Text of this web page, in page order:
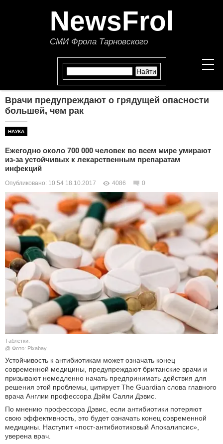
NewsFrol
СМИ Фрола Тарновского
ПОЛИТИКА
В МИРЕ
ОБЩЕСТВО
КУЛЬТУРА
НАУКА
СПОРТ
ШОУ-БИЗНЕС
АВТО И МОТО
БЛОГ
Врачи предупреждают о грядущей опасности
большей, чем рак
НАУКА
Ежегодно около 700 000 человек во всем мире умирают
из-за устойчивых к лекарственным препаратам
инфекций
Опубликовано: 10:54 18.10.2017 4086 0
Таблетки.
@ Фото: Pixabay
Устойчивость к антибиотикам может означать конец
современной медицины, предупреждают британские врачи и
призывают немедленно начать предпринимать действия для
решения этой проблемы, цитирует The Guardian слова главного
врача Англии профессора Дэйм Салли Дэвис.
По мнению профессора Дэвис, если антибиотики потеряют
свою эффективность, это будет означать конец современной
медицины. Наступит «пост-антибиотиковый Апокалипсис»,
уверена врач.